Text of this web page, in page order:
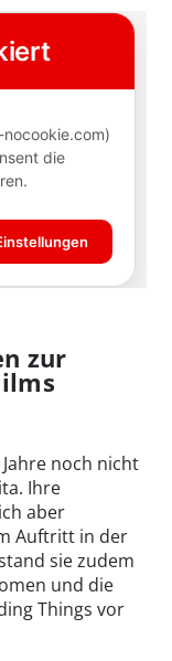
zur
noch nicht
Ihre
aber
Auftritt in der
sie zudem
und die
Things vor